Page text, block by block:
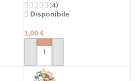
(4)
Disponibile
1,00 €
PERSONALIZZA